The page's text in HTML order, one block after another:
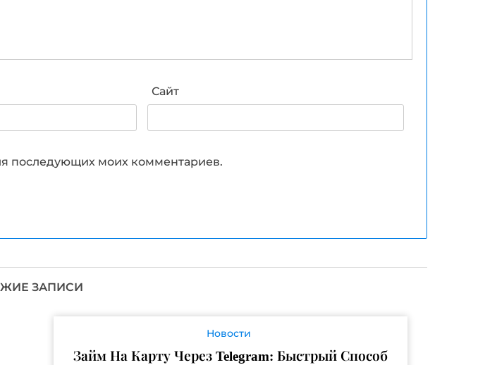
Сайт
последующих моих комментариев.
ЗАПИСИ
Новости
Займ На Карту Через Telegram: Быстрый Способ